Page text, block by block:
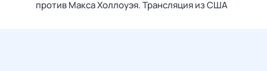
против Макса Холлоуэя. Трансляция из США